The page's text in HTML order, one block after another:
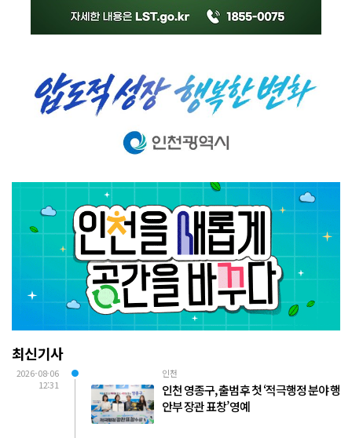
최신기사
2026-08-06
12:31
인천
인천 영종구, 출범 후 첫 ‘적극행정 분야 행
안부 장관 표창’ 영예